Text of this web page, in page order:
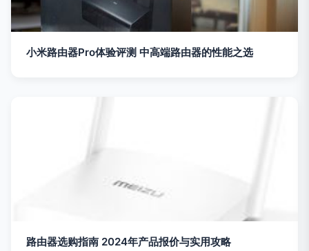
小米路由器Pro体验评测 中高端路由器的性能之选
路由器选购指南 2024年产品报价与实用攻略